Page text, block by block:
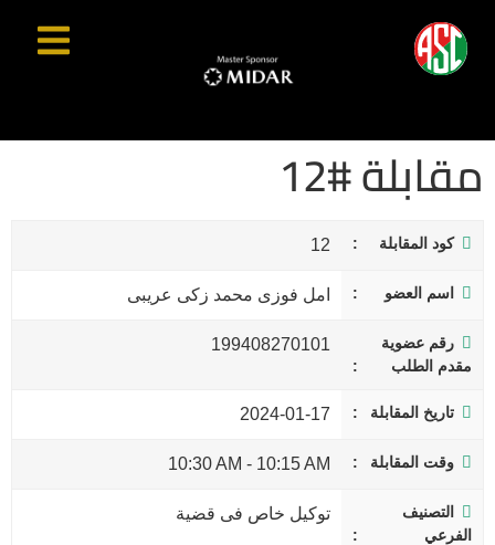
مقابلة #12
كود المقابلة 12
اسم العضو امل فوزى محمد زكى عريبى
رقم عضوية
مقدم الطلب
199408270101
تاريخ المقابلة 2024-01-17
وقت المقابلة 10:15 AM
-
10:30 AM
التصنيف
الفرعي
توكيل خاص فى قضية